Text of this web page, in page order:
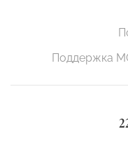
Поддержка